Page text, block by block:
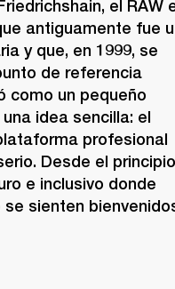
el RAW
antiguamente fue
y que, en 1999, se
de referencia
como un pequeño
idea sencilla: el
profesional
Desde el
e inclusivo donde
sienten